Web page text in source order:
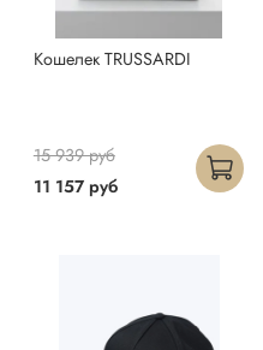
Кошелек TRUSSARDI
11 157 руб
15 939 руб